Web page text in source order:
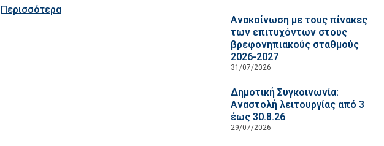
Περισσότερα
Ανακοίνωση με τους πίνακες
των επιτυχόντων στους
βρεφονηπιακούς σταθμούς
2026-2027
31/07/2026
Δημοτική Συγκοινωνία:
Αναστολή λειτουργίας από 3
έως 30.8.26
29/07/2026